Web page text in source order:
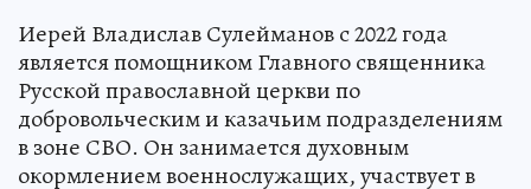
Иерей Владислав Сулейманов с 2022 года
является помощником Главного священника
Русской православной церкви по
добровольческим и казачьим подразделениям
в зоне СВО. Он занимается духовным
окормлением военнослужащих, участвует в